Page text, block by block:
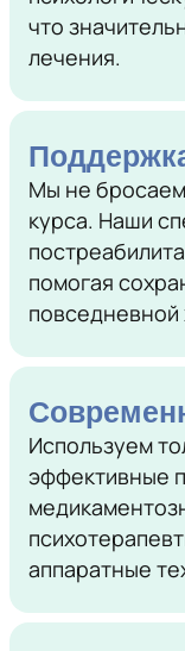
что
лечения.
Мы не
курса. Наши
помогая
повседневной
Используем
эффективные
аппаратные